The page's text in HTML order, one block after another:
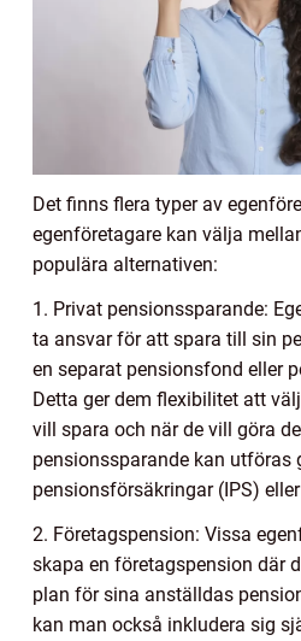
Det finns flera typer av
egenföretagare kan välja
populära alternativen:
1. Privat pensionssparande:
ta ansvar för att spara till sin
en separat pensionsfond eller
Detta ger dem flexibilitet att
vill spara och när de vill göra
pensionssparande kan utföras
pensionsförsäkringar (IPS)
2. Företagspension: Vissa
skapa en företagspension där
plan för sina anställdas
kan man också inkludera sig